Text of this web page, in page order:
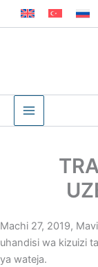
to
Machi 27, 2019,
uhandisi wa kizuizi
ya wateja.